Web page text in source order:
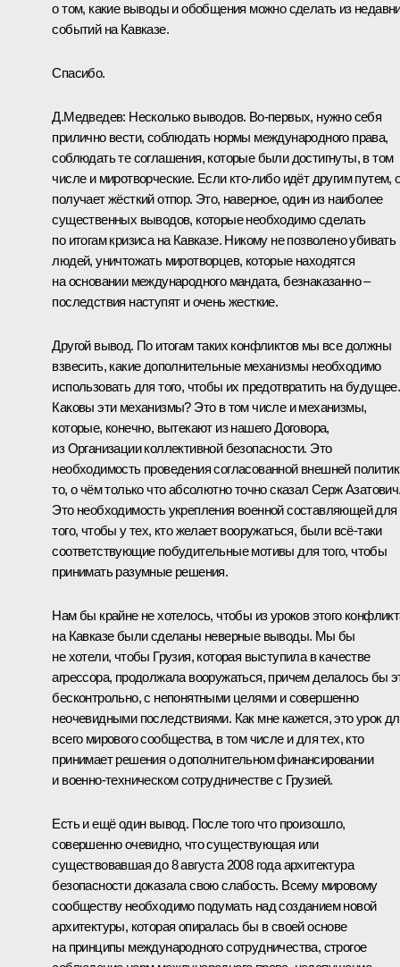
о том, какие выводы и обобщения можно сделать из
событий на Кавказе.
Спасибо.
Д.Медведев: Несколько выводов. Во‑первых, нужно себя
прилично вести, соблюдать нормы международного права,
соблюдать те соглашения, которые были достигнуты, в том
числе и миротворческие. Если кто‑либо идёт другим путем,
получает жёсткий отпор. Это, наверное, один из наиболее
существенных выводов, которые необходимо сделать
по итогам кризиса на Кавказе. Никому не позволено убивать
людей, уничтожать миротворцев, которые находятся
на основании международного мандата, безнаказанно –
последствия наступят и очень жесткие.
Другой вывод. По итогам таких конфликтов мы все должны
взвесить, какие дополнительные механизмы необходимо
использовать для того, чтобы их предотвратить на будущее.
Каковы эти механизмы? Это в том числе и механизмы,
которые, конечно, вытекают из нашего Договора,
из Организации коллективной безопасности. Это
необходимость проведения согласованной внешней
то, о чём только что абсолютно точно сказал Серж
Это необходимость укрепления военной составляющей для
того, чтобы у тех, кто желает вооружаться, были всё‑таки
соответствующие побудительные мотивы для того, чтобы
принимать разумные решения.
Нам бы крайне не хотелось, чтобы из уроков этого
на Кавказе были сделаны неверные выводы. Мы бы
не хотели, чтобы Грузия, которая выступила в качестве
агрессора, продолжала вооружаться, причем делалось бы
бесконтрольно, с непонятными целями и совершенно
неочевидными последствиями. Как мне кажется, это урок
всего мирового сообщества, в том числе и для тех, кто
принимает решения о дополнительном финансировании
и военно-техническом сотрудничестве с Грузией.
Есть и ещё один вывод. После того что произошло,
совершенно очевидно, что существующая или
существовавшая до 8 августа 2008 года архитектура
безопасности доказала свою слабость. Всему мировому
сообществу необходимо подумать над созданием новой
архитектуры, которая опиралась бы в своей основе
на принципы международного сотрудничества, строгое